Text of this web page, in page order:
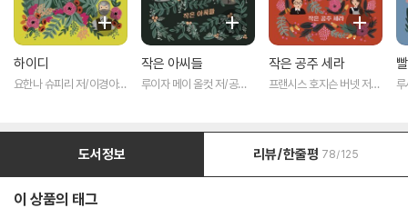
하이디
요한나 슈피리 저/이경아
작은 아씨들
루이자 메이 올컷 저/공보
작은 공주 세라
프랜시스 호지슨 버넷 저/
루
도서정보 리뷰/한줄평 78/125
이 상품의 태그